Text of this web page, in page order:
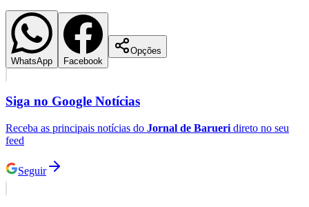
Flamengo
WhatsApp Facebook
Opções
Siga no Google Notícias
Receba as principais notícias do Jornal de Barueri direto no seu
feed
Seguir